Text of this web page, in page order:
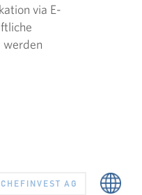
via E-
werden
CHEFINVEST AG